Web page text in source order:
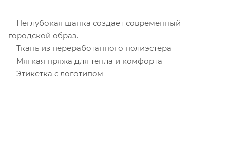
Неглубокая шапка создает современный
городской образ.
Ткань из переработанного полиэстера
Мягкая пряжа для тепла и комфорта
Этикетка с логотипом